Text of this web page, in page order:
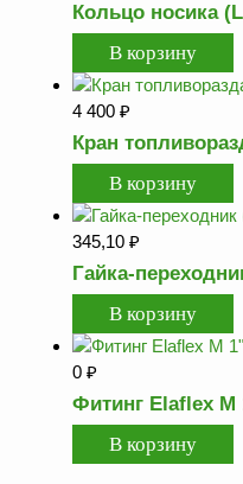
ОБОРУДОВАНИЕ
АГЗС, ГНС
компании
Новости
Контакты
Распродажа
сделать
заказ?
Кольцо носика
4 400 ₽
Кран
345,10 ₽
Гайка-
0 ₽
Фитинг Elaflex M